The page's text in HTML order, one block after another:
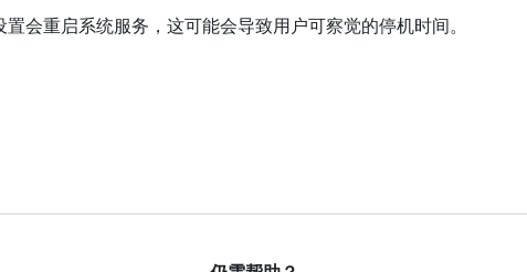
会重启系统服务，这可能会导致用户可察觉的停机时间。